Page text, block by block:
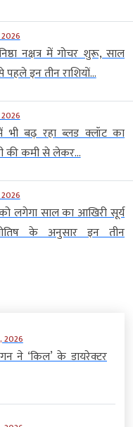
नक्षत्र में गोचर शुरू, साल
इन तीन राशियों...
भी बढ़ रहा ब्लड क्लॉट का
की कमी से लेकर...
लगेगा साल का आखिरी सूर्य
के अनुसार इन तीन
2026
ने ‘किल’ के डायरेक्टर